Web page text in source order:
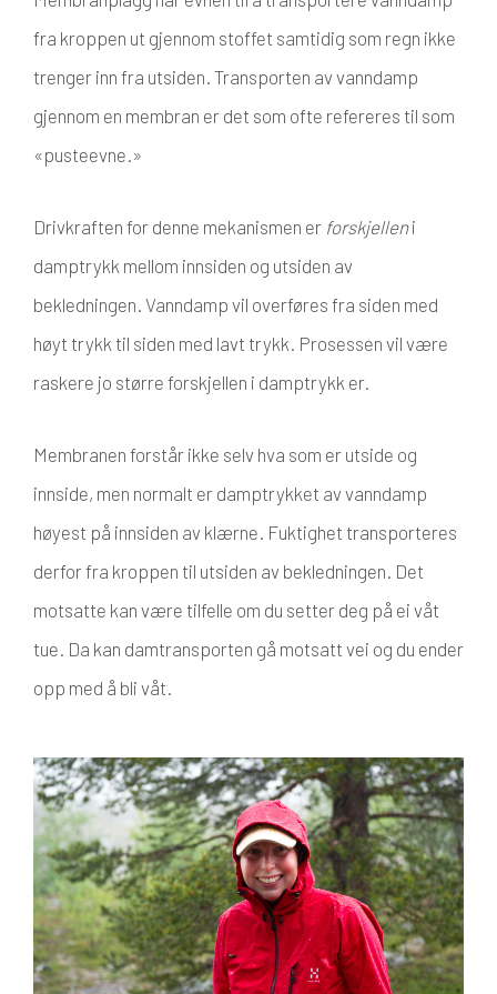
fra kroppen ut gjennom stoffet samtidig som regn ikke
trenger inn fra utsiden. Transporten av vanndamp
gjennom en membran er det som ofte refereres til som
«pusteevne.»
Drivkraften for denne mekanismen er forskjelleni
damptrykk mellom innsiden og utsiden av
bekledningen. Vanndamp vil overføres fra siden med
høyt trykk til siden med lavt trykk. Prosessen vil være
raskere jo større forskjellen i damptrykk er.
Membranen forstår ikke selv hva som er utside og
innside, men normalt er damptrykket av vanndamp
høyest på innsiden av klærne. Fuktighet transporteres
derfor fra kroppen til utsiden av bekledningen. Det
motsatte kan være tilfelle om du setter deg på ei våt
tue. Da kan damtransporten gå motsatt vei og du ender
opp med å bli våt.